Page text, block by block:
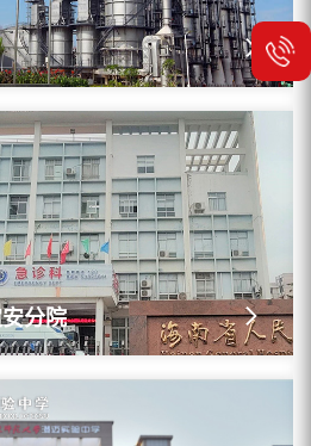
分院